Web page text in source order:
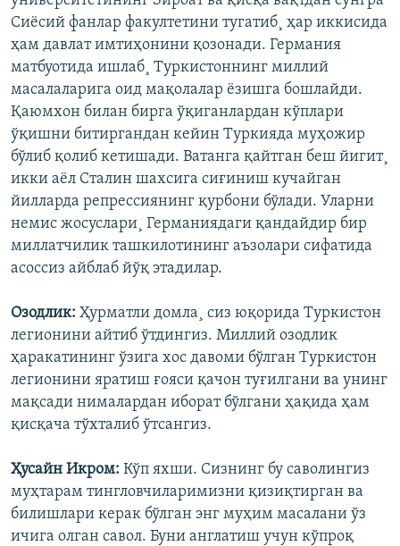
Сиëсий фанлар факултетини тугатиб¸ ҳар иккисида
ҳам давлат имтиҳонини қозонади. Германия
матбуотида ишлаб¸ Туркистоннинг миллий
масалаларига оид мақолалар ëзишга бошлайди.
Қаюмхон билан бирга ўқиганлардан кўплари
ўқишни битиргандан кейин Туркияда муҳожир
бўлиб қолиб кетишади. Ватанга қайтган беш йигит¸
икки аëл Сталин шахсига сиғиниш кучайган
йилларда репрессиянинг қурбони бўлади. Уларни
немис жосуслари¸ Германиядаги қандайдир бир
миллатчилик ташкилотининг аъзолари сифатида
асоссиз айблаб йўқ этадилар.
Озодлик: Ҳурматли домла¸ сиз юқорида Туркистон
легионини айтиб ўтдингиз. Миллий озодлик
ҳаракатининг ўзига хос давоми бўлган Туркистон
легионини яратиш ғояси қачон туғилгани ва унинг
мақсади нималардан иборат бўлгани ҳақида ҳам
қисқача тўхталиб ўтсангиз.
Ҳусайн Икром: Кўп яхши. Сизнинг бу саволингиз
муҳтарам тингловчиларимизни қизиқтирган ва
билишлари керак бўлган энг муҳим масалани ўз
ичига олган савол. Буни англатиш учун кўпроқ